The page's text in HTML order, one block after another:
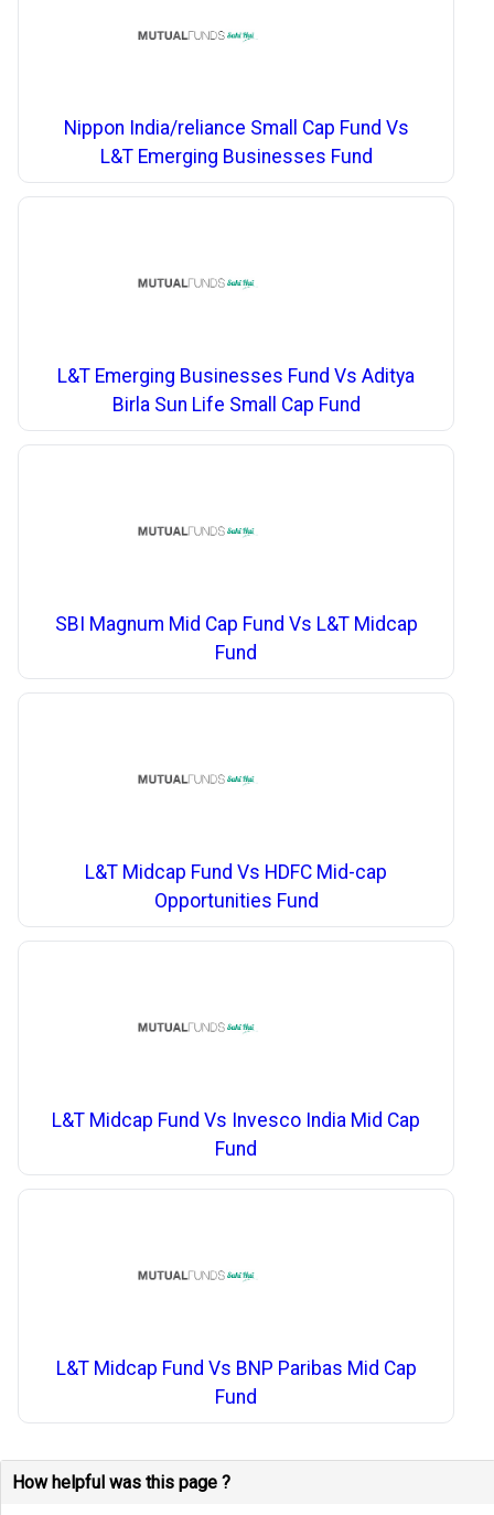
Nippon India/reliance Small Cap Fund Vs
L&T Emerging Businesses Fund
L&T Emerging Businesses Fund Vs Aditya
Birla Sun Life Small Cap Fund
SBI Magnum Mid Cap Fund Vs L&T Midcap
Fund
L&T Midcap Fund Vs HDFC Mid-cap
Opportunities Fund
L&T Midcap Fund Vs Invesco India Mid Cap
Fund
L&T Midcap Fund Vs BNP Paribas Mid Cap
Fund
How helpful was this page ?